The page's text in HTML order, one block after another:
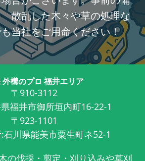
散乱した木々や草の処理な
当社をご用命ください！
外構のプロ 福井エリア
〒910-3112
福井市御所垣内町16-22-1
〒923-1101
石川県能美市粟生町ネ52-1
の伐採・剪定・刈り込みや草刈